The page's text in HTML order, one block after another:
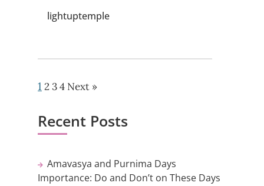
lightuptemple
1 2 34 Next »
Recent Posts
Amavasya and Purnima Days
Importance: Do and Don’t on These Days